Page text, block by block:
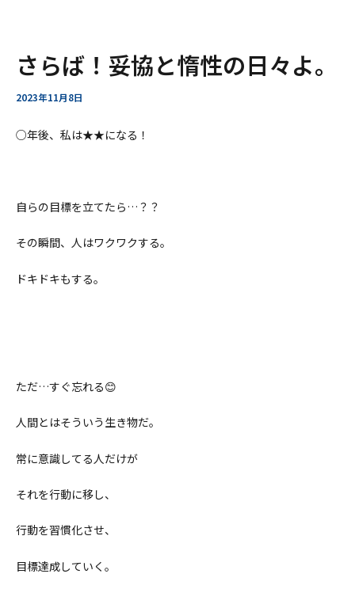
さらば！妥協と惰性の日々よ。
2023年11月8日
○年後、私は★★になる！
自らの目標を立てたら… ？？
その瞬間、人はワクワクする。
ドキドキもする。
ただ…すぐ忘れる😊
人間とはそういう生き物だ。
常に意識してる人だけが
それを行動に移し、
行動を習慣化させ、
目標達成していく。
navigation
ー
カ
ブ